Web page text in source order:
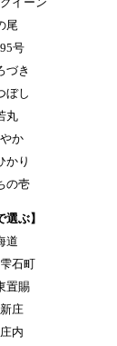
尾
号
づき
ぼし
丸
か
かり
の壱
選ぶ】
道
石町
置賜
庄
内